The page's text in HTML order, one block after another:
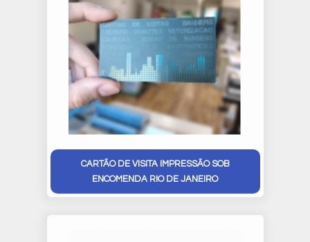
CARTÃO DE VISITA IMPRESSÃO SOB
ENCOMENDA RIO DE JANEIRO